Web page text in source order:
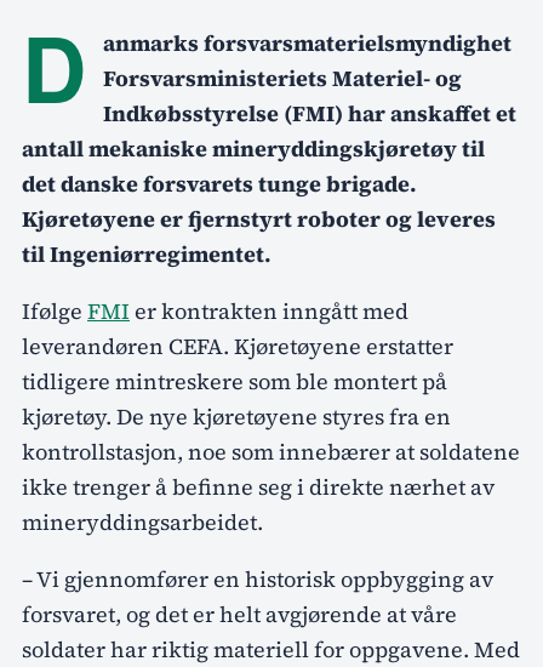
D
anmarks forsvarsmaterielsmyndighet
Forsvarsministeriets Materiel- og
Indkøbsstyrelse (FMI) har anskaffet et
antall mekaniske mineryddingskjøretøy til
det danske forsvarets tunge brigade.
Kjøretøyene er fjernstyrt roboter og leveres
til Ingeniørregimentet.
Ifølge FMI er kontrakten inngått med
leverandøren CEFA. Kjøretøyene erstatter
tidligere mintreskere som ble montert på
kjøretøy. De nye kjøretøyene styres fra en
kontrollstasjon, noe som innebærer at soldatene
ikke trenger å befinne seg i direkte nærhet av
mineryddingsarbeidet.
– Vi gjennomfører en historisk oppbygging av
forsvaret, og det er helt avgjørende at våre
soldater har riktig materiell for oppgavene. Med